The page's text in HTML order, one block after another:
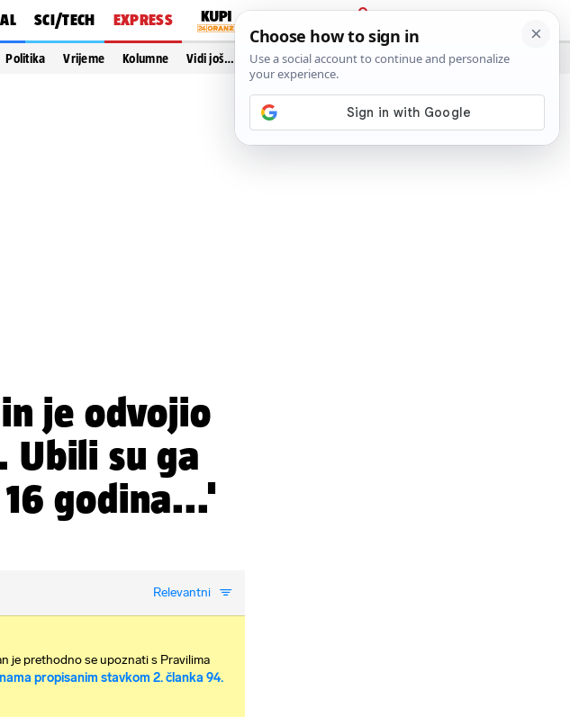
SCI/TECH EXPRESS
PRIJAVA
Politika Vrijeme Kolumne Vidi još…
je odvojio
Ubili su ga
godina...'
Relevantni
je prethodno se upoznati s Pravilima
propisanim stavkom 2. članka 94.